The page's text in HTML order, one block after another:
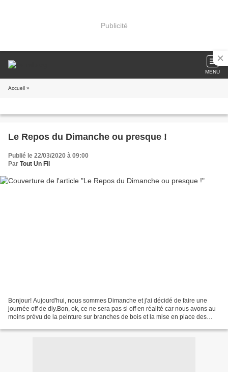
Publicité
MENU
Accueil »
Le Repos du Dimanche ou presque !
Publié le 22/03/2020 à 09:00
Par Tout Un Fil
Bonjour! Aujourd'hui, nous sommes Dimanche et j'ai décidé de faire une
journée off de diy.Bon, ok, ce ne sera pas si off en réalité car nous avons au
moins prévu de la peinture sur branches de bois et la mise en place des